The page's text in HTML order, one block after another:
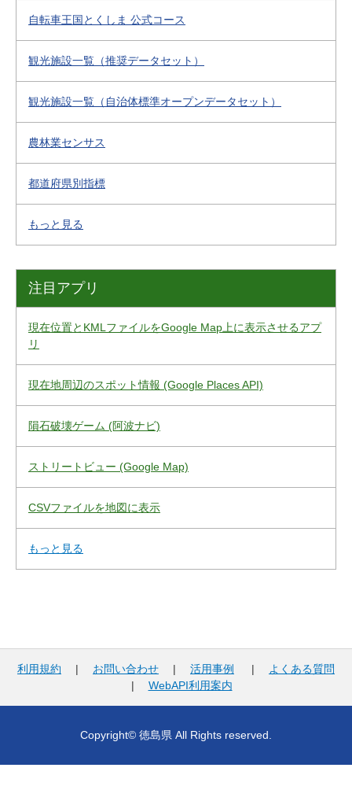
自転車王国とくしま 公式コース
観光施設一覧（推奨データセット）
観光施設一覧（自治体標準オープンデータセット）
農林業センサス
都道府県別指標
もっと見る
注目アプリ
現在位置とKMLファイルをGoogle Map上に表示させるアプ
リ
現在地周辺のスポット情報 (Google Places API)
隕石破壊ゲーム (阿波ナビ)
ストリートビュー (Google Map)
CSVファイルを地図に表示
もっと見る
利用規約 | お問い合わせ | 活用事例 |
よくある質問
| WebAPI利用案内
Copyright© 徳島県 All Rights reserved.